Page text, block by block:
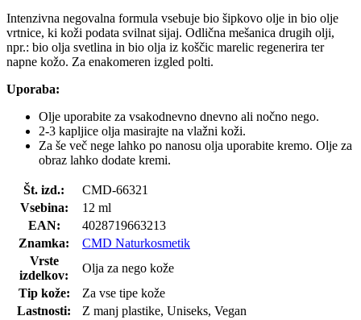
Intenzivna negovalna formula vsebuje bio šipkovo olje in bio olje
vrtnice, ki koži podata svilnat sijaj. Odlična mešanica drugih olji,
npr.: bio olja svetlina in bio olja iz koščic marelic regenerira ter
napne kožo. Za enakomeren izgled polti.
Uporaba:
Olje uporabite za vsakodnevno dnevno ali nočno nego.
2-3 kapljice olja masirajte na vlažni koži.
Za še več nege lahko po nanosu olja uporabite kremo. Olje za
obraz lahko dodate kremi.
Št. izd.:
CMD-66321
Vsebina:
12 ml
EAN:
4028719663213
Znamka:
CMD Naturkosmetik
Vrste
izdelkov:
Olja za nego kože
Tip kože:
Za vse tipe kože
Lastnosti:
Z manj plastike, Uniseks, Vegan